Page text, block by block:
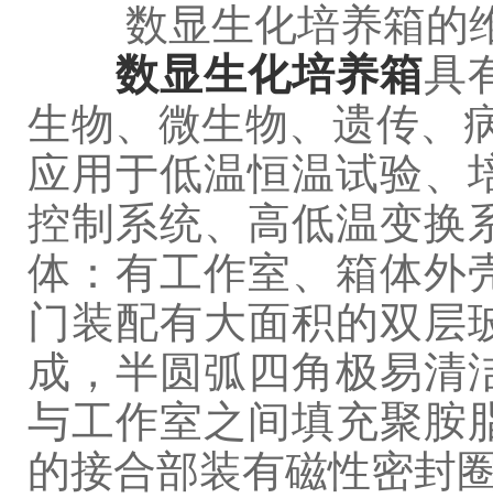
数显生化培养箱的
数显生化培养箱具
生物、微生物、遗传、
应用于低温恒温试验、
控制系统、高低温变换
体：有工作室、箱体外
门装配有大面积的双层
成，半圆弧四角极易清
与工作室之间填充聚胺
的接合部装有磁性密封